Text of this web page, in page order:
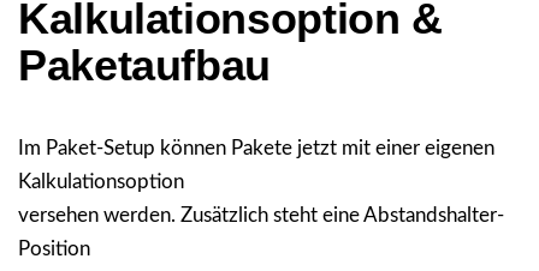
Kalkulationsoption &
Paketaufbau
Im Paket-Setup können Pakete jetzt mit einer eigenen
Kalkulationsoption
versehen werden. Zusätzlich steht eine Abstandshalter-
Position